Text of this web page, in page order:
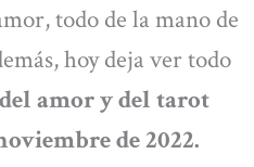
todo de la mano de
hoy deja ver todo
amor y del tarot
de 2022.